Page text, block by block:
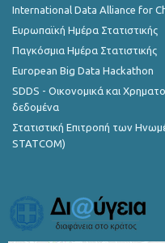
International Data Alliance for
Ευρωπαϊκή Ημέρα Στατιστικής
Παγκόσμια Ημέρα Στατιστικής
European Big Data Hackathon
SDDS - Οικονομικά και
δεδομένα
Στατιστική Επιτροπή των
STATCOM)